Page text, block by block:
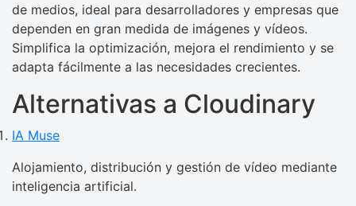
de medios, ideal para desarrolladores y empresas que
dependen en gran medida de imágenes y vídeos.
Simplifica la optimización, mejora el rendimiento y se
adapta fácilmente a las necesidades crecientes.
Alternativas a Cloudinary
IA Muse
Alojamiento, distribución y gestión de vídeo mediante
inteligencia artificial.